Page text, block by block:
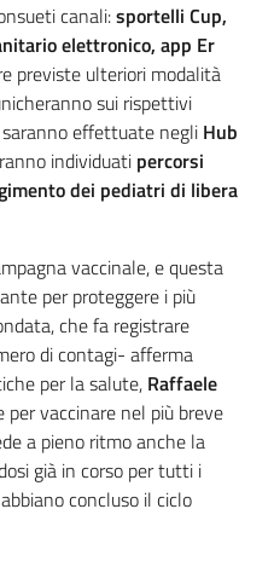
canali:sportelli Cup,
elettronico, app Er
previste ulteriori modalità
sui rispettivi
saranno effettuate negli Hub
individuati percorsi
dei pediatri di libera
vaccinale, e questa
per proteggere i più
che fa registrare
di contagi- afferma
per la salute, Raffaele
per vaccinare nel più breve
a pieno ritmo anche la
già in corso per tutti i
concluso il ciclo